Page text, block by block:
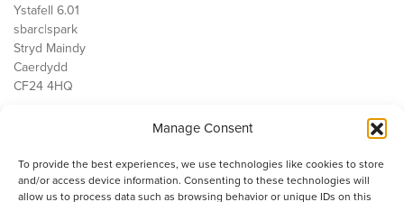
Manage Consent
To provide the best experiences, we use technologies like cookies to store
and/or access device information. Consenting to these technologies will
allow us to process data such as browsing behavior or unique IDs on this
Ystafell 6.01
sbarc|spark
Stryd Maindy
Caerdydd
CF24 4HQ
Public Services
Economi